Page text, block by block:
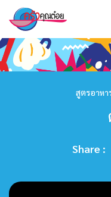
หน้าแรก
รายการย้อนหลัง
สูตรอาหา
Share :